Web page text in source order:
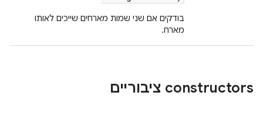
בודקים אם שני שמות מארחים שייכים לאותו
מארח.
‫constructors ציבוריים